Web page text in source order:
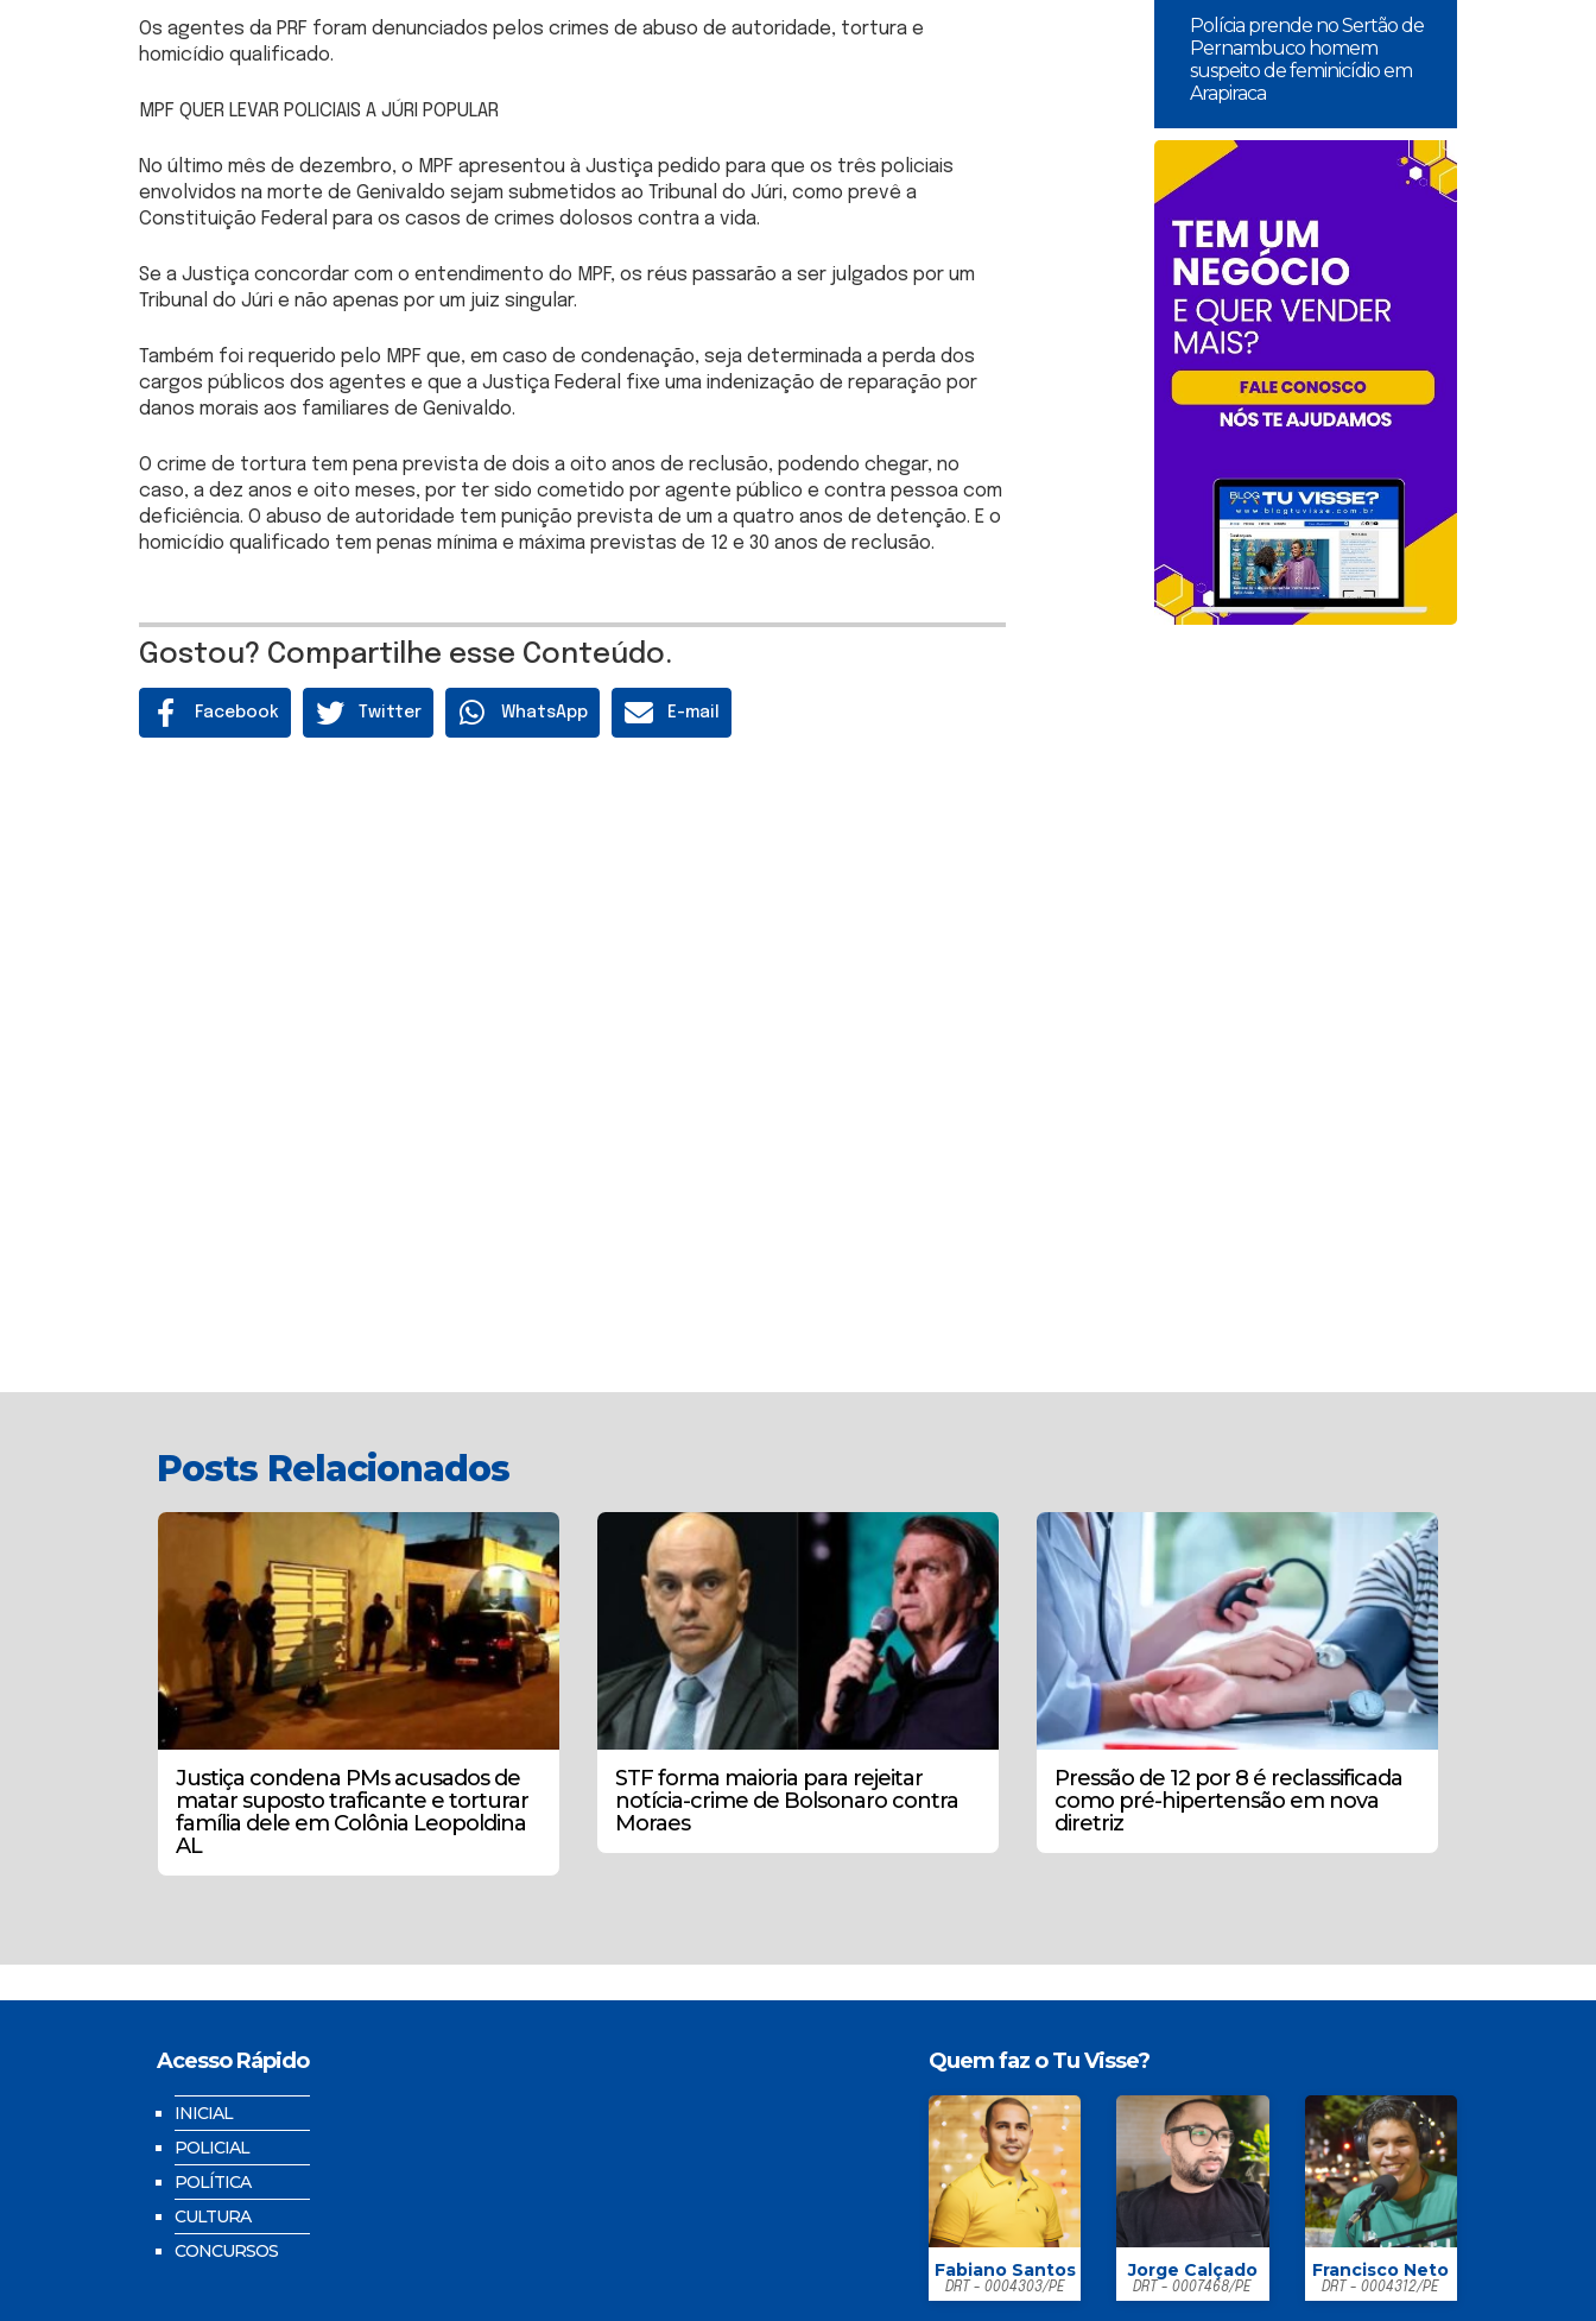
Os agentes da PRF foram denunciados pelos crimes de abuso de autoridade, tortura e
homicídio qualificado.
MPF QUER LEVAR POLICIAIS A JÚRI POPULAR
No último mês de dezembro, o MPF apresentou à Justiça pedido para que os três policiais
envolvidos na morte de Genivaldo sejam submetidos ao Tribunal do Júri, como prevê a
Constituição Federal para os casos de crimes dolosos contra a vida.
Se a Justiça concordar com o entendimento do MPF, os réus passarão a ser julgados por um
Tribunal do Júri e não apenas por um juiz singular.
Também foi requerido pelo MPF que, em caso de condenação, seja determinada a perda dos
cargos públicos dos agentes e que a Justiça Federal fixe uma indenização de reparação por
danos morais aos familiares de Genivaldo.
O crime de tortura tem pena prevista de dois a oito anos de reclusão, podendo chegar, no
caso, a dez anos e oito meses, por ter sido cometido por agente público e contra pessoa com
deficiência. O abuso de autoridade tem punição prevista de um a quatro anos de detenção. E o
homicídio qualificado tem penas mínima e máxima previstas de 12 e 30 anos de reclusão.
Gostou? Compartilhe esse Conteúdo.
Facebook Twitter WhatsApp E-mail
Polícia prende no Sertão de
Pernambuco homem
suspeito de feminicídio em
Arapiraca
Posts Relacionados
Justiça condena PMs acusados de
matar suposto traficante e torturar
família dele em Colônia Leopoldina
AL
STF forma maioria para rejeitar
notícia-crime de Bolsonaro contra
Moraes
Pressão de 12 por 8 é reclassificada
como pré-hipertensão em nova
diretriz
Acesso Rápido
INICIAL
POLICIAL
POLÍTICA
CULTURA
CONCURSOS
Quem faz o Tu Visse?
Fabiano Santos
DRT - 0004303/PE
Jorge Calçado
DRT - 0007468/PE
Francisco Neto
DRT - 0004312/PE